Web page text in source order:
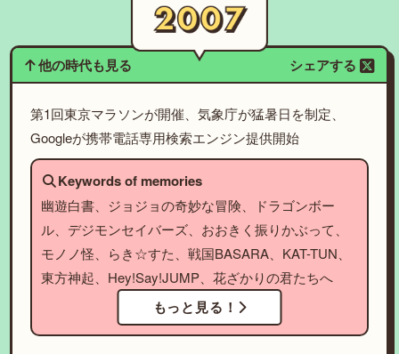
他の時代も見る シェアする
第1回東京マラソンが開催、気象庁が猛暑日を制定、
Googleが携帯電話専用検索エンジン提供開始
Keywords of memories
幽遊白書、ジョジョの奇妙な冒険、ドラゴンボー
ル、デジモンセイバーズ、おおきく振りかぶって、
モノノ怪、らき☆すた、戦国BASARA、KAT-TUN、
東方神起、Hey!Say!JUMP、花ざかりの君たちへ
もっと見る！